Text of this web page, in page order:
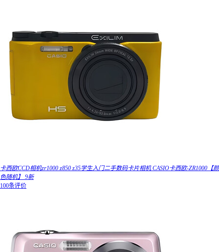
卡西欧CCD相机zr1000 z850 z35学生入门二手数码卡片相机 CASIO卡西欧-ZR1000【颜
色随机】 9新
100条评价